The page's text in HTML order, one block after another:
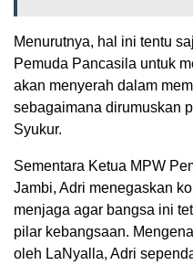
Menurutnya, hal ini tentu
Pemuda Pancasila untuk
akan menyerah dalam
sebagaimana dirumuskan
Syukur.
Sementara Ketua MPW
Jambi, Adri menegaskan
menjaga agar bangsa ini
pilar kebangsaan.
oleh LaNyalla, Adri